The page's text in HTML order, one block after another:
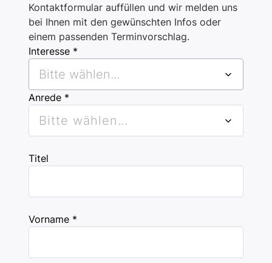
Kontaktformular auffüllen und wir melden uns
bei Ihnen mit den gewünschten Infos oder
einem passenden Terminvorschlag.
Interesse *
Bitte wählen...
Anrede *
Bitte wählen...
Titel
Vorname *